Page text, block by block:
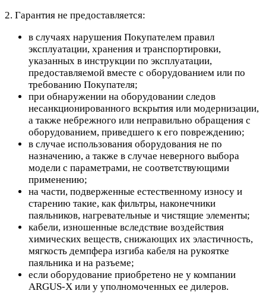
2. Гарантия не предоставляется:
в случаях нарушения Покупателем правил
эксплуатации, хранения и транспортировки,
указанных в инструкции по эксплуатации,
предоставляемой вместе с оборудованием или по
требованию Покупателя;
при обнаружении на оборудовании следов
несанкционированного вскрытия или модернизации,
а также небрежного или неправильно обращения с
оборудованием, приведшего к его повреждению;
в случае использования оборудования не по
назначению, а также в случае неверного выбора
модели с параметрами, не соответствующими
применению;
на части, подверженные естественному износу и
старению такие, как фильтры, наконечники
паяльников, нагревательные и чистящие элементы;
кабели, изношенные вследствие воздействия
химических веществ, снижающих их эластичность,
мягкость демпфера изгиба кабеля на рукоятке
паяльника и на разъеме;
если оборудование приобретено не у компании
ARGUS-X или у уполномоченных ее дилеров.